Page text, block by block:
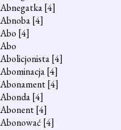
Abnegatka[4]
Abnoba[4]
Abo [4]
Abo
Abolicjonista[4]
Abominacja[4]
Abonament[4]
Abonda[4]
Abonent[4]
Abonować [4]